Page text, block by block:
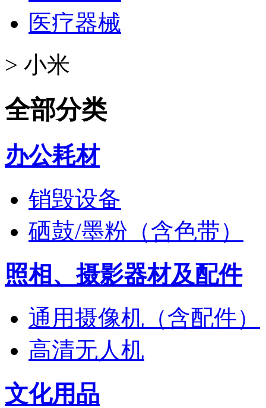
医疗器械
> 小米
全部分类
办公耗材
销毁设备
硒鼓/墨粉（含色带）
照相、摄影器材及配件
通用摄像机（含配件）
高清无人机
文化用品